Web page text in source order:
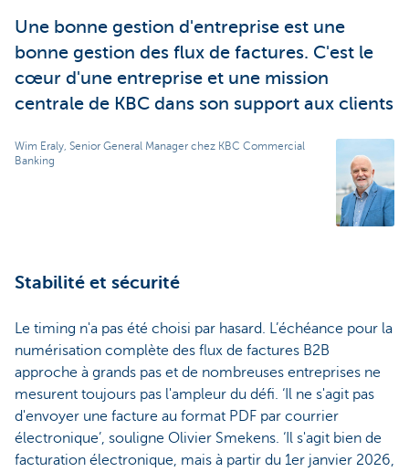
Une bonne gestion d'entreprise est une
bonne gestion des flux de factures. C'est le
cœur d'une entreprise et une mission
centrale de KBC dans son support aux clients
Wim Eraly, Senior General Manager chez KBC Commercial
Banking
Stabilité et sécurité
Le timing n'a pas été choisi par hasard. L’échéance pour la
numérisation complète des flux de factures B2B
approche à grands pas et de nombreuses entreprises ne
mesurent toujours pas l'ampleur du défi. ‘Il ne s'agit pas
d'envoyer une facture au format PDF par courrier
électronique’, souligne Olivier Smekens. ‘Il s'agit bien de
facturation électronique, mais à partir du 1er janvier 2026,